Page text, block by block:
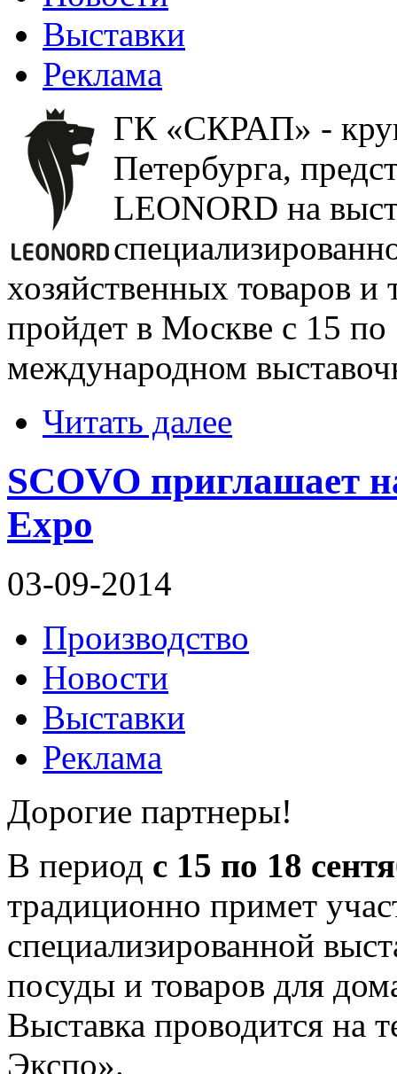
Выставки
Реклама
ГК «СКРАП» -
Петербурга,
LEONORD на
хозяйственных товаров
пройдет в Москве c 15 по
международном
Читать далее
SCOVO приглашает
Expo
03-09-2014
Производство
Новости
Выставки
Реклама
Дорогие партнеры!
В период с 15 по 18
традиционно примет
специализированной
посуды и товаров для
Выставка проводится
Экспо».